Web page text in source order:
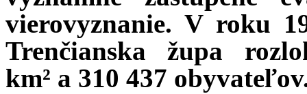
vierovyznanie. V roku
Trenčianska župa
km² a 310 437